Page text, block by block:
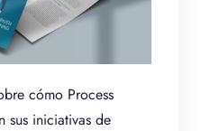
cómo Process
sus iniciativas de